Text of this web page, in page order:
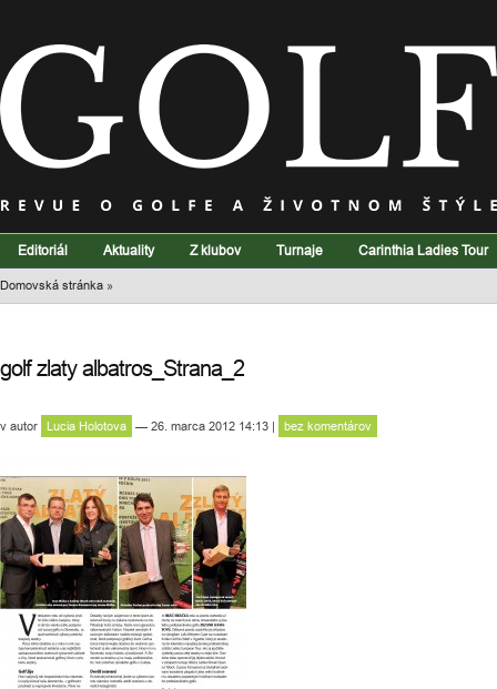
Editoriál Aktuality Z klubov Turnaje Carinthia Ladies Tour
Domovská stránka »
golf zlaty albatros_Strana_2
v autor Lucia Holotova — 26. marca 2012 14:13 | bez komentárov